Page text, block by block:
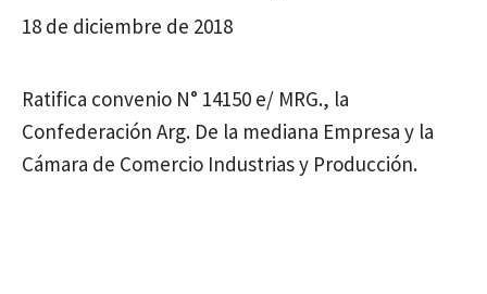
18 de diciembre de 2018
Ratifica convenio N° 14150 e/ MRG., la
Confederación Arg. De la mediana Empresa y la
Cámara de Comercio Industrias y Producción.